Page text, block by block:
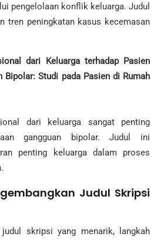
pengelolaan konflik keluarga. Judul
tren peningkatan kasus kecemasan
dari Keluarga terhadap Pasien
Bipolar: Studi pada Pasien di Rumah
dari keluarga sangat penting
gangguan bipolar. Judul ini
penting keluarga dalam proses
Judul Skripsi
skripsi yang menarik, langkah